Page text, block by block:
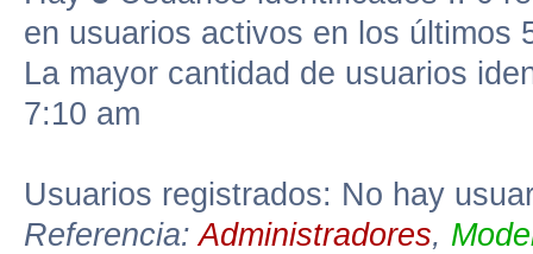
en usuarios activos en los últimos
La mayor cantidad de usuarios
7:10 am
Usuarios registrados: No hay
Referencia:Administradores,